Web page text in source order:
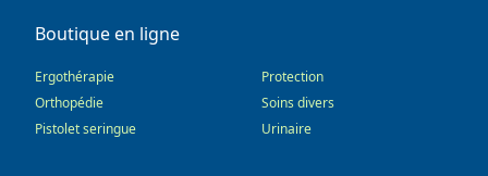
Boutique en ligne
Ergothérapie
Orthopédie
Pistolet seringue
Protection
Soins divers
Urinaire